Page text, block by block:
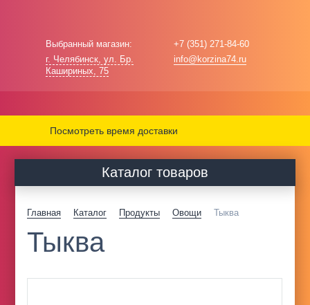
Выбранный магазин:
г. Челябинск, ул. Бр.
Кашириных, 75
+7 (351) 271-84-60
info@korzina74.ru
Посмотреть время доставки
Каталог товаров
Главная Каталог Продукты Овощи Тыква
Тыква